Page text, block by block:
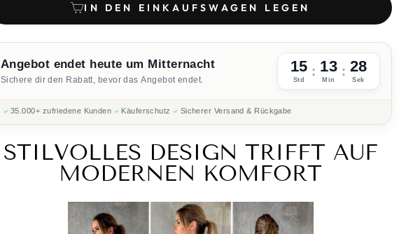
IN DEN EINKAUFSWAGEN LEGEN
Angebot endet heute um Mitternacht
Sichere dir den Rabatt, bevor das Angebot endet.
15
Std
: 13
Min
: 27
Sek
35.000+ zufriedene Kunden Käuferschutz Sicherer Versand & Rückgabe
STILVOLLES DESIGN TRIFFT AUF
MODERNEN KOMFORT